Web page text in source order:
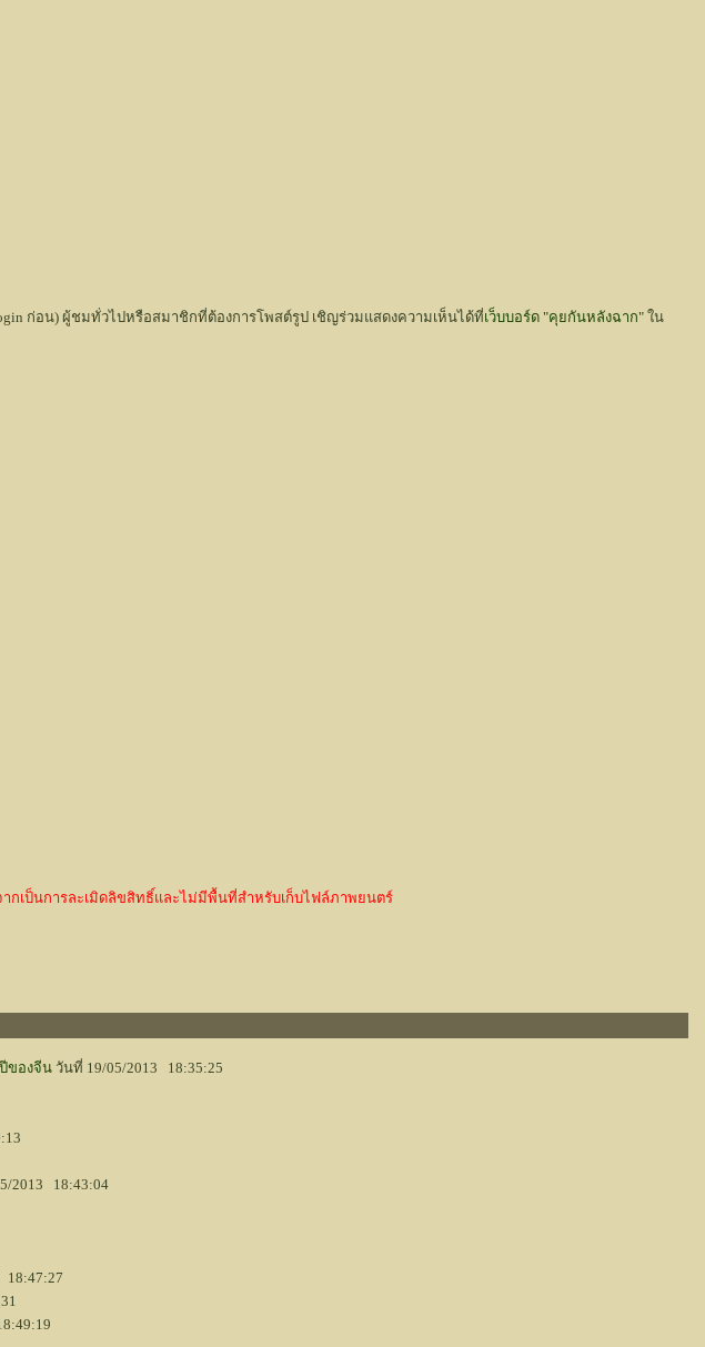
ก่อน) ผู้ชมทั่วไปหรือสมาชิกที่ต้องการโพสต์รูป เชิญร่วมแสดงความเห็นได้ที่เว็บบอร์ด "คุยกันหลังฉาก" ใน
กเป็นการละเมิดลิขสิทธิ์และไม่มีพื้นที่สำหรับเก็บไฟล์ภาพยนตร์
ของจีน วันที่ 19/05/2013 18:35:25
2013 18:43:04
18:47:27